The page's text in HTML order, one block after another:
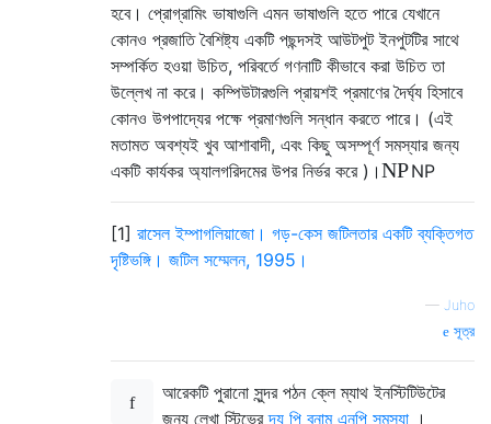
হবে। প্রোগ্রামিং ভাষাগুলি এমন ভাষাগুলি হতে পারে যেখানে
কোনও প্রজাতি বৈশিষ্ট্য একটি পছন্দসই আউটপুট ইনপুটটির সাথে
সম্পর্কিত হওয়া উচিত, পরিবর্তে গণনাটি কীভাবে করা উচিত তা
উল্লেখ না করে। কম্পিউটারগুলি প্রায়শই প্রমাণের দৈর্ঘ্য হিসাবে
কোনও উপপাদ্যের পক্ষে প্রমাণগুলি সন্ধান করতে পারে। (এই
মতামত অবশ্যই খুব আশাবাদী, এবং কিছু অসম্পূর্ণ সমস্যার জন্য
একটি কার্যকর অ্যালগরিদমের উপর নির্ভর করে )। NPNP
[1] রাসেল ইম্পাগলিয়াজো। গড়-কেস জটিলতার একটি ব্যক্তিগত
দৃষ্টিভঙ্গি। জটিল সম্মেলন, 1995।
— Juho
সূত্র
আরেকটি পুরানো সুন্দর পঠন ক্লে ম্যাথ ইনস্টিটিউটের
জন্য লেখা স্টিভেরদ্য পি বনাম এনপি সমস্যা ।